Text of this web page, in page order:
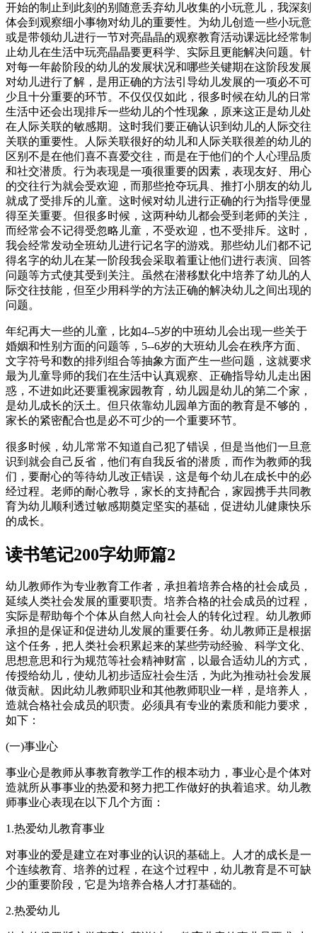
开始的制止到此刻的别随意丢弃幼儿收集的小玩意儿，我深刻
体会到观察细小事物对幼儿的重要性。为幼儿创造一些小玩意
或是带领幼儿进行一节对亮晶晶的观察教育活动课远比经常制
止幼儿在生活中玩亮晶晶要更科学、实际且更能解决问题。针
对每一年龄阶段的幼儿的发展状况和哪些关键期在这阶段发展
对幼儿进行了解，是用正确的方法引导幼儿发展的一项必不可
少且十分重要的环节。不仅仅仅如此，很多时候在幼儿的日常
生活中还会出现排斥一些幼儿的个性现象，原来这正是幼儿处
在人际关联的敏感期。这时我们要正确认识到幼儿的人际交往
关联的重要性。人际关联很好的幼儿和人际关联很差的幼儿的
区别不是在他们喜不喜爱交往，而是在于他们的个人心理品质
和社交潜质。行为表现是一项很重要的因素，表现友好、用心
的交往行为就会受欢迎，而那些抢夺玩具、推打小朋友的幼儿
就成了受排斥的儿童。这时候对幼儿进行正确的行为指导便显
得至关重要。但很多时候，这两种幼儿都会受到老师的关注，
而经常会不记得受忽略儿童，不受欢迎，也不受排斥。这时，
我会经常发动全班幼儿进行记名字的游戏。那些幼儿们都不记
得名字的幼儿在某一阶段我会采取着重让他们进行表演、回答
问题等方式使其受到关注。虽然在潜移默化中培养了幼儿的人
际交往技能，但至少用科学的方法正确的解决幼儿之间出现的
问题。
年纪再大一些的儿童，比如4--5岁的中班幼儿会出现一些关于
婚姻和性别方面的问题等，5--6岁的大班幼儿会在秩序方面、
文字符号和数的排列组合等抽象方面产生一些问题，这就要求
最为儿童导师的我们在生活中认真观察、正确指导幼儿走出困
惑，不进如此还要重视家园教育，幼儿园是幼儿的第二个家，
是幼儿成长的沃土。但只依靠幼儿园单方面的教育是不够的，
家长的紧密配合也是必不可少的一个重要环节。
很多时候，幼儿常常不知道自己犯了错误，但是当他们一旦意
识到就会自己反省，他们有自我反省的潜质，而作为教师的我
们，要耐心的等待幼儿改正错误，这是每个幼儿在成长中的必
经过程。老师的耐心教导，家长的支持配合，家园携手共同教
育为幼儿顺利透过敏感期奠定坚实的基础，促进幼儿健康快乐
的成长。
读书笔记200字幼师篇2
幼儿教师作为专业教育工作者，承担着培养合格的社会成员，
延续人类社会发展的重要职责。培养合格的社会成员的过程，
实际是帮助每个个体从自然人向社会人的转化过程。幼儿教师
承担的是保证和促进幼儿发展的重要任务。幼儿教师正是根据
这个任务，把人类社会积累起来的某些劳动经验、科学文化、
思想意思和行为规范等社会精神财富，以最合适幼儿的方式，
传授给幼儿，使幼儿初步适应社会生活，为此为推动社会发展
做贡献。因此幼儿教师职业和其他教师职业一样，是培养人，
造就合格社会成员的职责。必须具有专业的素质和能力要求，
如下：
(一)事业心
事业心是教师从事教育教学工作的根本动力，事业心是个体对
造就所从事事业的热爱和努力把工作做好的执着追求。幼儿教
师事业心表现在以下几个方面：
1.热爱幼儿教育事业
对事业的爱是建立在对事业的认识的基础上。人才的成长是一
个连续教育、培养的过程，在这个过程中，幼儿教育是不可缺
少的重要阶段，它是为培养合格人才打基础的。
2.热爱幼儿